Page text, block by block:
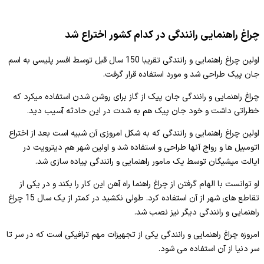
چراغ راهنمایی رانندگی در کدام کشور اختراع شد
اولین چراغ راهنمایی و رانندگی تقریبا 150 سال قبل توسط افسر پلیسی به اسم
جان پیک طراحی شد و مورد استفاده قرار گرفت.
چراغ راهنمایی و رانندگی جان پیک از گاز برای روشن شدن استفاده میکرد که
خطراتی داشت و خود جان پیک هم به شدت در این حادثه آسیب دید.
اولین چراغ راهنمایی و رانندگی که به شکل امروزی آن شبیه است بعد از اختراع
اتومبیل ها و رواج آنها طراحی و استفاده شد و اولین شهر هم دیترویت در
ایالت میشیگان توسط یک مامور راهنمایی و رانندگی پیاده سازی شد.
او توانست با الهام گرفتن از چراغ راهنما راه آهن این کار را بکند و در یکی از
تقاطع های شهر از آن استفاده کرد. طولی نکشید در کمتر از یک سال 15 چراغ
راهنمایی و رانندگی دیگر نیز نصب شد.
امروزه چراغ راهنمایی و رانندگی یکی از تجهیزات مهم ترافیکی است که در سر تا
سر دنیا از آن استفاده می شود.